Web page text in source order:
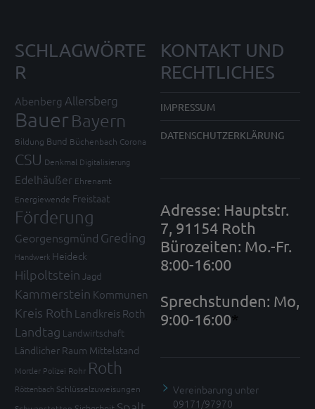
SCHLAGWÖRTE
R
Abenberg Allersberg
Bauer Bayern
Bildung Bund Büchenbach Corona
CSU Denkmal Digitalisierung
Edelhäußer Ehrenamt
Energiewende Freistaat
Förderung
Georgensgmünd Greding
Handwerk Heideck
Hilpoltstein Jagd
Kammerstein Kommunen
Kreis Roth Landkreis Roth
Landtag Landwirtschaft
Ländlicher Raum Mittelstand
Mortler Polizei Rohr Roth
Röttenbach Schlüsselzuweisungen
KONTAKT UND
RECHTLICHES
IMPRESSUM
DATENSCHUTZERKLÄRUNG
Adresse: Hauptstr.
7, 91154 Roth
Bürozeiten: Mo.-Fr.
8:00-16:00
Sprechstunden: Mo,
9:00-16:00*
Vereinbarung unter
09171/97970